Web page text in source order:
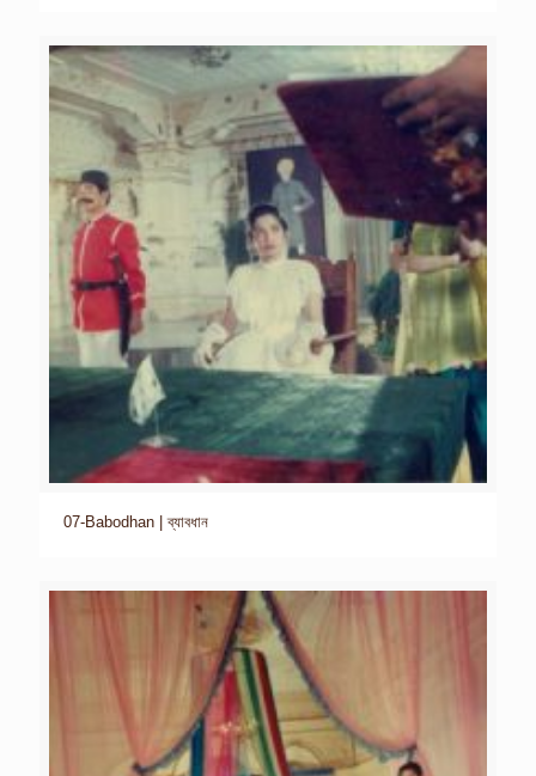
07-Babodhan | ব্যাবধান